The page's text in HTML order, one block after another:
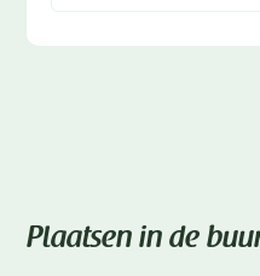
Plaatsen in de